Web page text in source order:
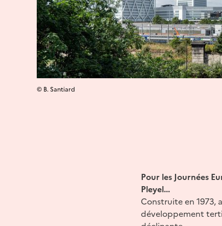
© B. Santiard
Pour les Journées
Pleyel...
Construite en 1973,
développement